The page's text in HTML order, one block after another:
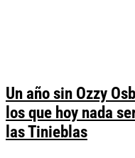
Un año sin Ozzy
los que hoy nada
las Tinieblas